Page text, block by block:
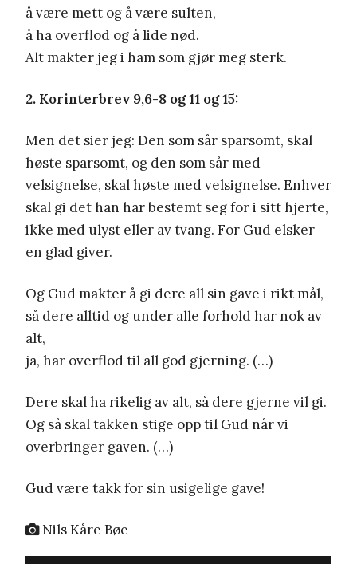
å være mett og å være sulten,
å ha overflod og å lide nød.
Alt makter jeg i ham som gjør meg sterk.
2. Korinterbrev 9,6-8 og 11 og 15:
Men det sier jeg: Den som sår sparsomt, skal
høste sparsomt, og den som sår med
velsignelse, skal høste med velsignelse. Enhver
skal gi det han har bestemt seg for i sitt hjerte,
ikke med ulyst eller av tvang. For Gud elsker
en glad giver.
Og Gud makter å gi dere all sin gave i rikt mål,
så dere alltid og under alle forhold har nok av
alt,
ja, har overflod til all god gjerning. (…)
Dere skal ha rikelig av alt, så dere gjerne vil gi.
Og så skal takken stige opp til Gud når vi
overbringer gaven. (…)
Gud være takk for sin usigelige gave!
Nils Kåre Bøe